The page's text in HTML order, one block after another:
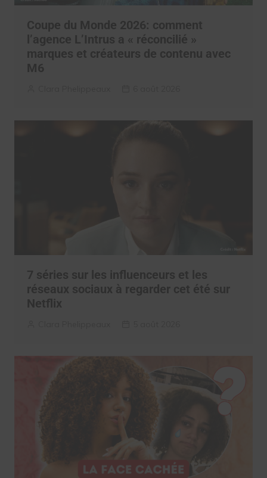
Coupe du Monde 2026: comment
l’agence L’Intrus a « réconcilié »
marques et créateurs de contenu avec
M6
7 séries sur les influenceurs et les
réseaux sociaux à regarder cet été sur
Netflix